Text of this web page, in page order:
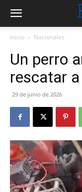
Inicio Nacionales
Un perro
rescatar
29 de junio de 2026